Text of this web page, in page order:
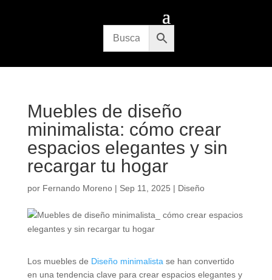
Muebles de diseño
minimalista: cómo crear
espacios elegantes y sin
recargar tu hogar
por Fernando Moreno| Sep 11, 2025 | Diseño
Los muebles de Diseño minimalista se han convertido
en una tendencia clave para crear espacios elegantes y